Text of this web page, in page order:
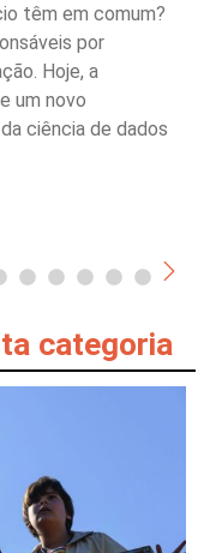
têm em comum?
por
Hoje, a
um novo
ciência de dados
categoria